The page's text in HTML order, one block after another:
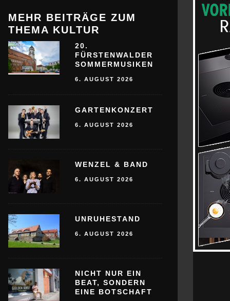
MEHR BEITRÄGE ZUM
THEMA KULTUR
20.
FÜRSTENWALDER
SOMMERMUSIKEN
6. AUGUST 2026
GARTENKONZERT
6. AUGUST 2026
WENZEL & BAND
6. AUGUST 2026
UNRUHESTAND
6. AUGUST 2026
NICHT NUR EIN
BEAT, SONDERN
EINE BOTSCHAFT